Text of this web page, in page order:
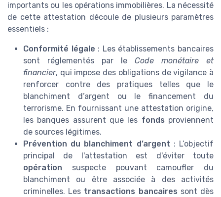
importants ou les opérations immobilières. La nécessité
de cette attestation découle de plusieurs paramètres
essentiels :
Conformité légale : Les établissements bancaires
sont réglementés par le Code monétaire et
financier, qui impose des obligations de vigilance à
renforcer contre des pratiques telles que le
blanchiment d’argent ou le financement du
terrorisme. En fournissant une attestation origine,
les banques assurent que les fonds proviennent
de sources légitimes.
Prévention du blanchiment d’argent : L’objectif
principal de l'attestation est d'éviter toute
opération suspecte pouvant camoufler du
blanchiment ou être associée à des activités
criminelles. Les transactions bancaires sont dès